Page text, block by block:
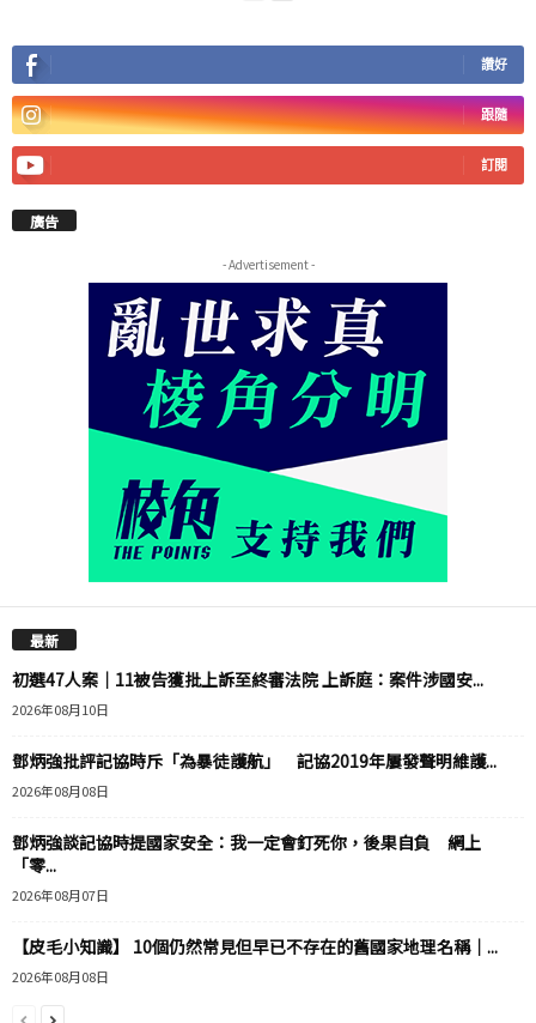
讚好
跟隨
訂閱
廣告
- Advertisement -
最新
初選47人案｜11被告獲批上訴至終審法院 上訴庭：案件涉國安...
2026年08月10日
鄧炳強批評記協時斥「為暴徒護航」 記協2019年屢發聲明維護...
2026年08月08日
鄧炳強談記協時提國家安全：我一定會釘死你，後果自負 網上
「零...
2026年08月07日
【皮毛小知識】 10個仍然常見但早已不存在的舊國家地理名稱｜...
2026年08月08日